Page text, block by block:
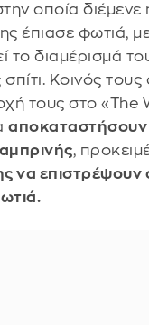
οποία διέμενε
έπιασε φωτιά,
το διαμέρισμά
Κοινός
τους στο «The
αποκαταστήσουν
,
να